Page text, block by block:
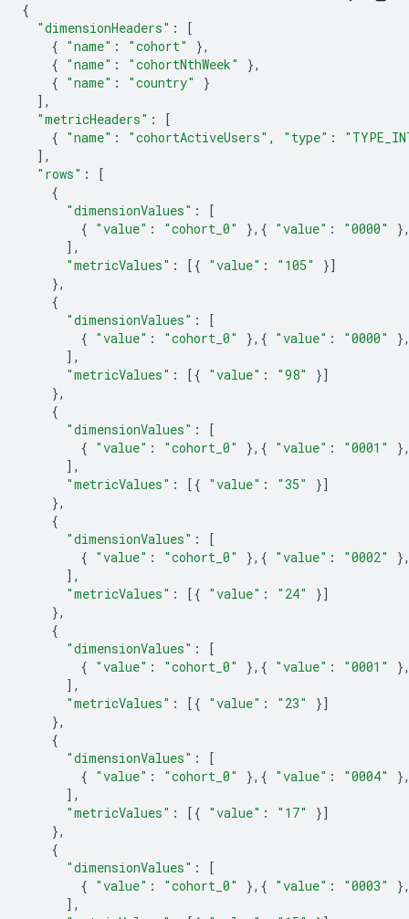
{
"dimensionHeaders" :
[
{ "name" : "cohort"
},
{ "name" : "cohortNthWeek"
},
{ "name" : "country"
}
],
"metricHeaders" :
[
{ "name" : "cohortActiveUsers" , "type" :
],
"rows" :
[
{
"dimensionValues" :
[
{ "value" : "cohort_0" },{ "value" : "0000"
],
"metricValues" : [{ "value" : "105"
}]
},
{
"dimensionValues" :
[
{ "value" : "cohort_0" },{ "value" : "0000"
],
"metricValues" : [{ "value" : "98"
}]
},
{
"dimensionValues" :
[
{ "value" : "cohort_0" },{ "value" : "0001"
],
"metricValues" : [{ "value" : "35"
}]
},
{
"dimensionValues" :
[
{ "value" : "cohort_0" },{ "value" : "0002"
],
"metricValues" : [{ "value" : "24"
}]
},
{
"dimensionValues" :
[
{ "value" : "cohort_0" },{ "value" : "0001"
],
"metricValues" : [{ "value" : "23"
}]
},
{
"dimensionValues" :
[
{ "value" : "cohort_0" },{ "value" : "0004"
],
"metricValues" : [{ "value" : "17"
}]
},
{
"dimensionValues" :
[
{ "value" : "cohort_0" },{ "value" : "0003"
],